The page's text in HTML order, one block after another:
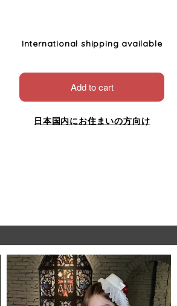
International shipping available
Add to cart
日本国内にお住まいの方向け